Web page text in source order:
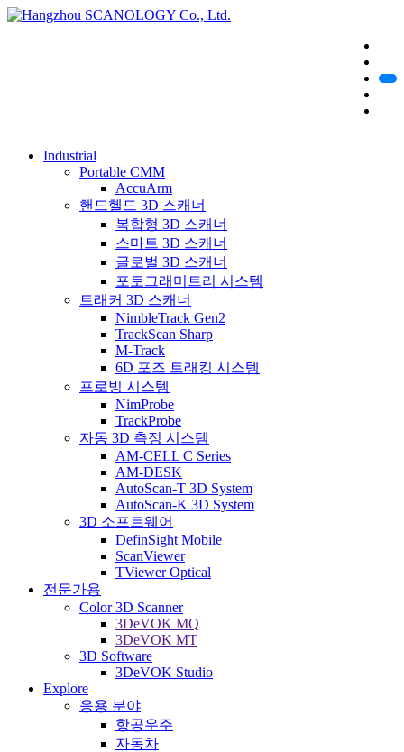
Industrial
Portable CMM
AccuArm
핸드헬드 3D 스캐너
복합형 3D 스캐너
스마트 3D 스캐너
글로벌 3D 스캐너
포토그래미트리 시스템
트래커 3D 스캐너
NimbleTrack Gen2
TrackScan Sharp
M-Track
6D 포즈 트래킹 시스템
프로빙 시스템
NimProbe
TrackProbe
자동 3D 측정 시스템
AM-CELL C Series
AM-DESK
AutoScan-T 3D System
AutoScan-K 3D System
3D 소프트웨어
DefinSight Mobile
ScanViewer
TViewer Optical
전문가용
Color 3D Scanner
3DeVOK MQ
3DeVOK MT
3D Software
3DeVOK Studio
Explore
응용 분야
항공우주
자동차